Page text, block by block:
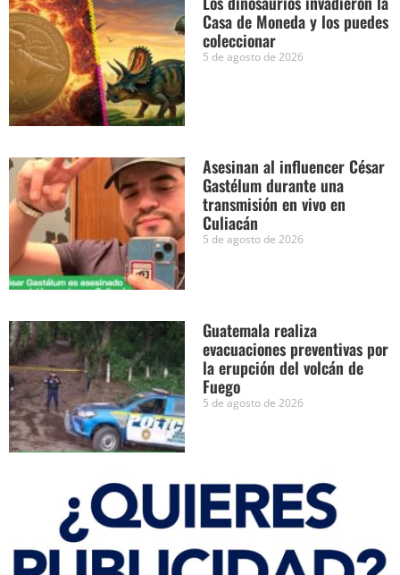
Casa de Moneda y los puedes
coleccionar
5 de agosto de 2026
Asesinan al influencer César
Gastélum durante una
transmisión en vivo en
Culiacán
5 de agosto de 2026
Guatemala realiza
evacuaciones preventivas por
la erupción del volcán de
Fuego
5 de agosto de 2026